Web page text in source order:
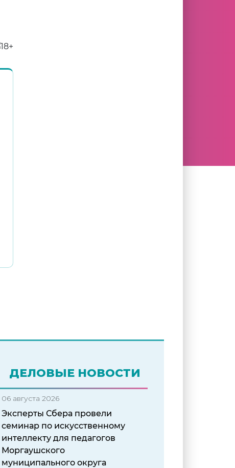
ДЕЛОВЫЕ НОВОСТИ
06 августа 2026
Эксперты Сбера провели
семинар по искусственному
интеллекту для педагогов
Моргаушского
муниципального округа